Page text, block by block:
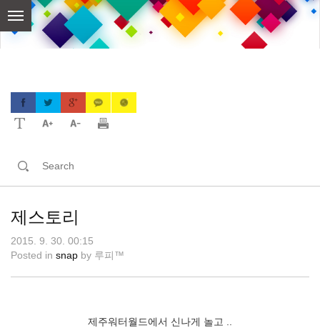
content
제스토리
2015. 9. 30. 00:15
Posted in snap by 루피™
제주워터월드에서 신나게 놀고 ..